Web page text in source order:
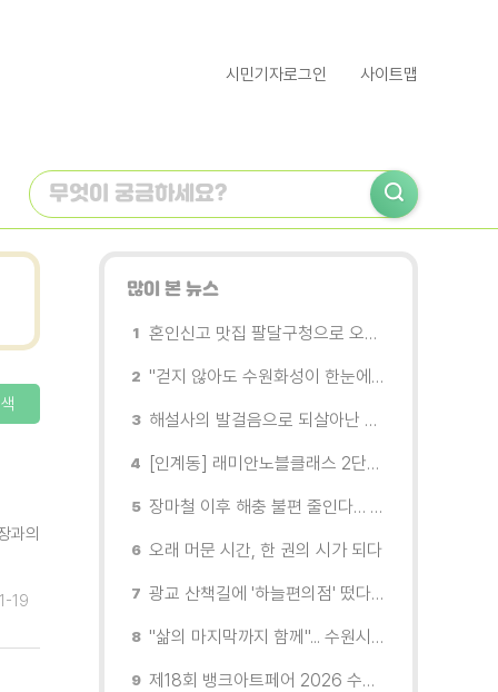
시민기자로그인 사이트맵
과의
19
많이 본 뉴스
혼인신고 맛집 팔달구청으로 오세요
"걷지 않아도 수원화성이 한눈에"…무장애 관광버스 '수원행차' 타보니
해설사의 발걸음으로 되살아난 수원의 독립운동 역사
[인계동] 래미안노블클래스 2단지 경로당, 무더위 속 독거노인에게 '따뜻한 한 끼' 대접
장마철 이후 해충 불편 줄인다… 영통구보건소, 신동수변공원·원천리천 집중 방제
오래 머문 시간, 한 권의 시가 되다
광교 산책길에 '하늘편의점' 떴다… 드론배송 시연
"삶의 마지막까지 함께"... 수원시 8개 기관, 어르신 돌봄의 손을 맞잡다
제18회 뱅크아트페어 2026 수원 개막, '나도 그림을 소유한다'